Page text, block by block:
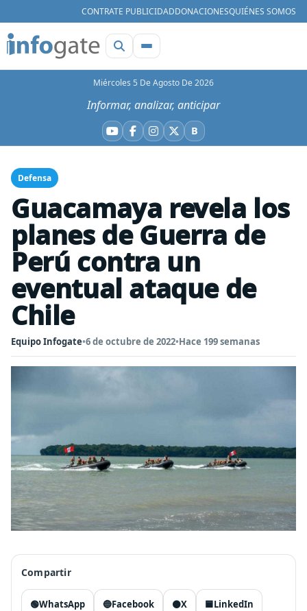
CONTRATE PUBLICIDADDONACIONESQUIÉNES SOMOS
Miércoles 5 De Agosto De 2026
Informar, analizar, anticipar
YouTube
Facebook
Instagram
X BBluesky
Defensa
Guacamaya revela los
planes de Guerra de
Perú contra un
eventual ataque de
Chile
Equipo Infogate•6 de octubre de 2022•Hace 199 semanas
Compartir
🟢WhatsApp 🔵Facebook ⚫X 🟦LinkedIn